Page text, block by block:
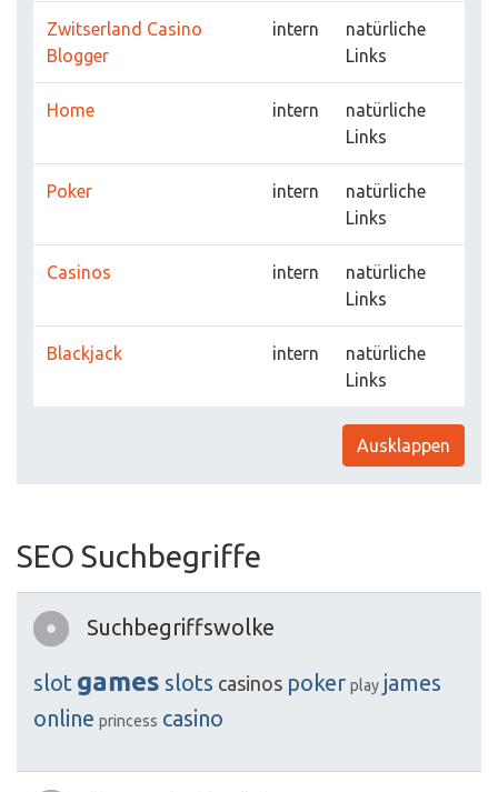
Zwitserland Casino
Blogger
intern
natürliche
Links
Home intern
natürliche
Links
Poker intern
natürliche
Links
Casinos intern
natürliche
Links
Blackjack intern
natürliche
Links
Ausklappen
SEO Suchbegriffe
Suchbegriffswolke
slot games slots casinos poker play james
online princess casino